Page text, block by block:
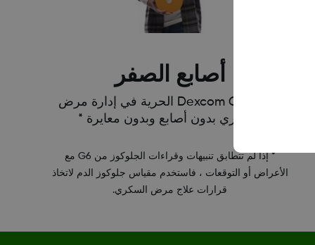
أصابع الصفر
يمنحك Dexcom G6 الحرية في إدارة مرض
السكري بدون أصابع وبدون معايرة *
* إذا لم تتطابق تنبيهات وقراءات الجلوكوز من G6 مع
الأعراض أو التوقعات ، فاستخدم مقياس جلوكوز الدم لاتخاذ
قرارات علاج مرض السكري.